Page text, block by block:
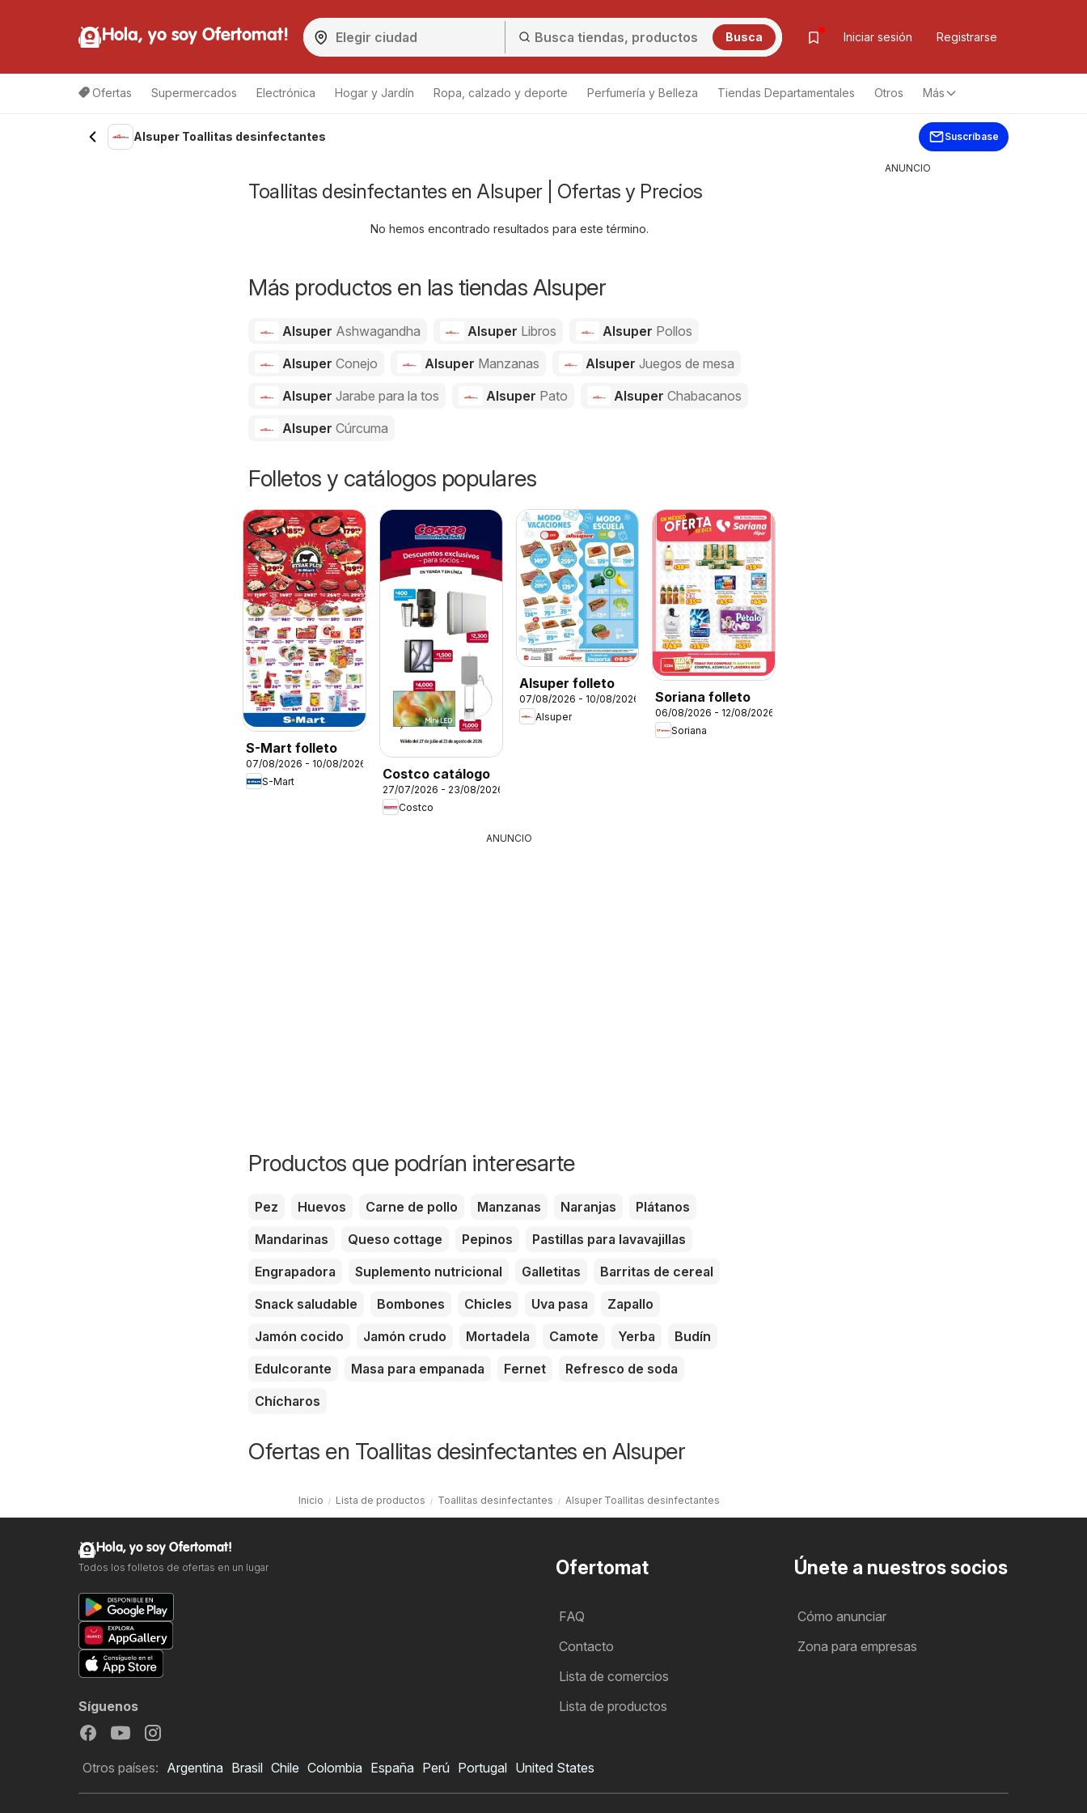
Hola, yo soy Ofertomat! Busca Iniciar sesión Registrarse
Ofertas Supermercados Electrónica Hogar y Jardín Ropa, calzado y deporte Perfumería y Belleza Tiendas Departamentales Otros Más
Alsuper Toallitas desinfectantes Suscríbase
Toallitas desinfectantes en Alsuper | Ofertas y Precios
No hemos encontrado resultados para este término.
Más productos en las tiendas Alsuper
Alsuper Ashwagandha Alsuper Libros Alsuper Pollos
Alsuper Conejo Alsuper Manzanas AlsuperJuegos de mesa
Alsuper Jarabe para la tos Alsuper Pato AlsuperChabacanos
Alsuper Cúrcuma
Folletos y catálogos populares
S-Mart folleto
07/08/2026 - 10/08/2026
S-Mart
Costco catálogo
27/07/2026 - 23/08/2026
Costco
Alsuper folleto
07/08/2026 - 10/08/2026
Alsuper
Soriana folleto
06/08/2026 - 12/08/2026
Soriana
ANUNCIO
Productos que podrían interesarte
Pez Huevos Carne de pollo Manzanas Naranjas
Plátanos
Mandarinas
Queso cottage Pepinos
Pastillas para lavavajillas
Engrapadora
Suplemento nutricional Galletitas
Barritas de cereal
Snack saludable
Bombones Chicles Uva pasa
Zapallo
Jamón cocido
Jamón crudo Mortadela Camote Yerba
Budín
Edulcorante
Masa para empanada Fernet
Refresco de soda
Chícharos
Ofertas en Toallitas desinfectantes en Alsuper
Inicio Lista de productos Toallitas desinfectantes Alsuper Toallitas desinfectantes
ANUNCIO
Ofertomat
FAQ
Contacto
Lista de comercios
Lista de productos
Únete a nuestros socios
Cómo anunciar
Zona para empresas
Hola, yo soy Ofertomat!
Todos los folletos de ofertas en un lugar
Síguenos
Otros países: Argentina Brasil Chile Colombia España Perú Portugal United States